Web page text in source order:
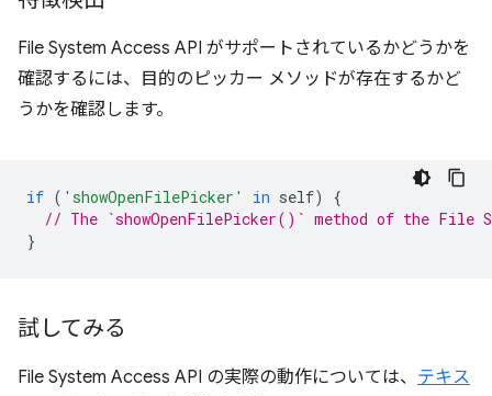
File System Access API がサポートされているかどうかを
確認するには、目的のピッカー メソッドが存在するかど
うかを確認します。
if ( 'showOpenFilePicker' in self)
{
// The `showOpenFilePicker()` method of the File
}
試してみる
File System Access API の実際の動作については、 テキス